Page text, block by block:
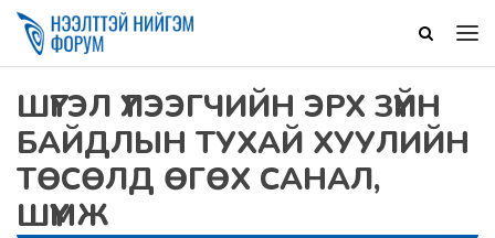
ШҮГЭЛ ҮЛЭЭГЧИЙН ЭРХ ЗҮЙН
БАЙДЛЫН ТУХАЙ ХУУЛИЙН
ТӨСӨЛД ӨГӨХ САНАЛ,
ШҮҮМЖ